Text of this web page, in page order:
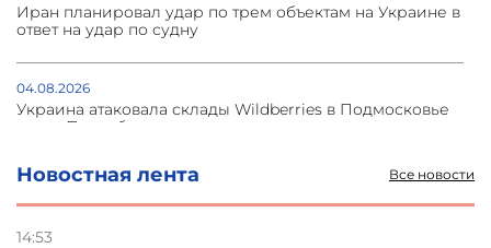
Новостная лента Все новости
14:53
Иран планировал удар по трем объектам на Украине в
ответ на удар по судну
04.08.2026
Украина атаковала склады Wildberries в Подмосковье
и под Петербургом
03.08.2026
Стратегия безопасности ОДКБ допускает применение